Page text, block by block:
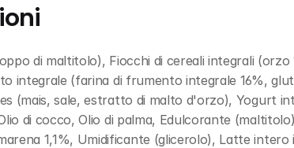
di maltitolo), Fiocchi di cereali integrali
integrale (farina di frumento integrale 16%,
(mais, sale, estratto di malto d'orzo), Yogurt
di cocco, Olio di palma, Edulcorante
1,1%, Umidificante (glicerolo), Latte